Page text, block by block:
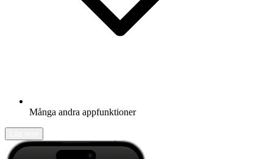
Många andra appfunktioner